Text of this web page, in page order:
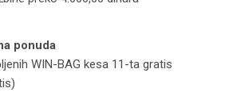
ponuda
WIN-BAG kesa 11-ta gratis